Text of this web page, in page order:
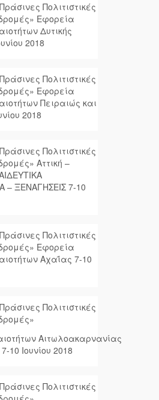
Πολιτιστικές
Εφορεία
Δυτικής
2018
Πολιτιστικές
Εφορεία
Πειραιώς και
2018
Πολιτιστικές
Αττική –
ΞΕΝΑΓΗΣΕΙΣ 7-10
Πολιτιστικές
Εφορεία
Αχαΐας 7-10
Πολιτιστικές
Αιτωλοακαρνανίας
10 Ιουνίου 2018
Πολιτιστικές